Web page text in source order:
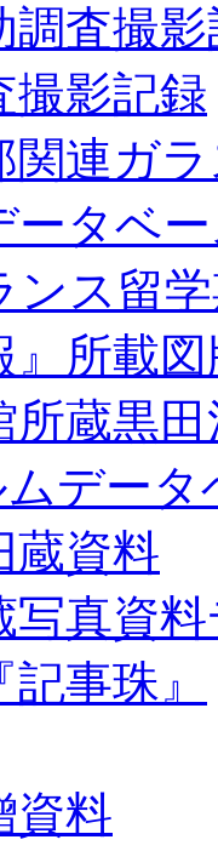
調査撮
撮影記録
関連ガ
ータベ
ンス留
』所載
所蔵黒
データ
蔵資料
写真資
事珠』
資料